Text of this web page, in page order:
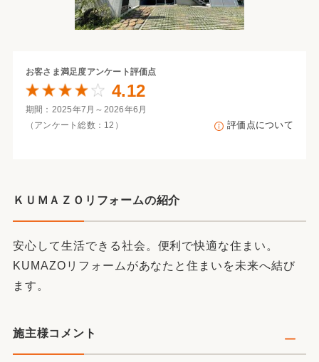
ＫＵＭＡＺＯリフォームの紹介
安心して生活できる社会。便利で快適な住まい。
KUMAZOリフォームがあなたと住まいを未来へ結び
ます。
施主様コメント
お客さま満足度アンケート評価点
4.12
期間：2025年7月～2026年6月
（アンケート総数：12）
評価点について